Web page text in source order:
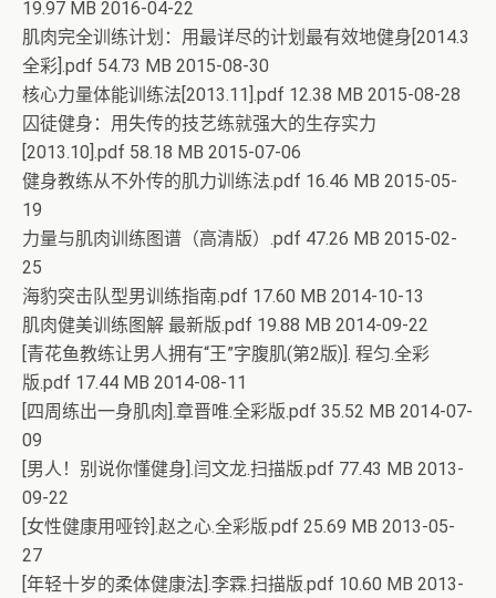
19.97 MB 2016-04-22
肌肉完全训练计划：用最详尽的计划最有效地健身[2014.3
全彩].pdf 54.73 MB 2015-08-30
核心力量体能训练法[2013.11].pdf 12.38 MB 2015-08-28
囚徒健身：用失传的技艺练就强大的生存实力
[2013.10].pdf 58.18 MB 2015-07-06
健身教练从不外传的肌力训练法.pdf 16.46 MB 2015-05-
19
力量与肌肉训练图谱（高清版）.pdf 47.26 MB 2015-02-
25
海豹突击队型男训练指南.pdf 17.60 MB 2014-10-13
肌肉健美训练图解 最新版.pdf 19.88 MB 2014-09-22
[青花鱼教练让男人拥有“王”字腹肌(第2版)]. 程匀.全彩
版.pdf 17.44 MB 2014-08-11
[四周练出一身肌肉].章晋唯.全彩版.pdf 35.52 MB 2014-07-
09
[男人！别说你懂健身].闫文龙.扫描版.pdf 77.43 MB 2013-
09-22
[女性健康用哑铃].赵之心.全彩版.pdf 25.69 MB 2013-05-
27
[年轻十岁的柔体健康法].李霖.扫描版.pdf 10.60 MB 2013-